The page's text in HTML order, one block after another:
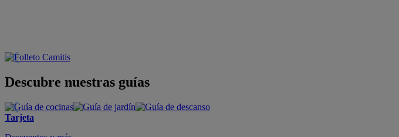
Descubre nuestras guías
Tarjeta